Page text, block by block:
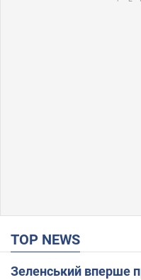
TOP NEWS
Зеленський вперше